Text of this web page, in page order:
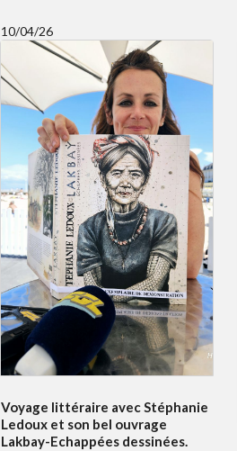
10/04/26
Voyage littéraire avec Stéphanie
Ledoux et son bel ouvrage
Lakbay-Echappées dessinées.